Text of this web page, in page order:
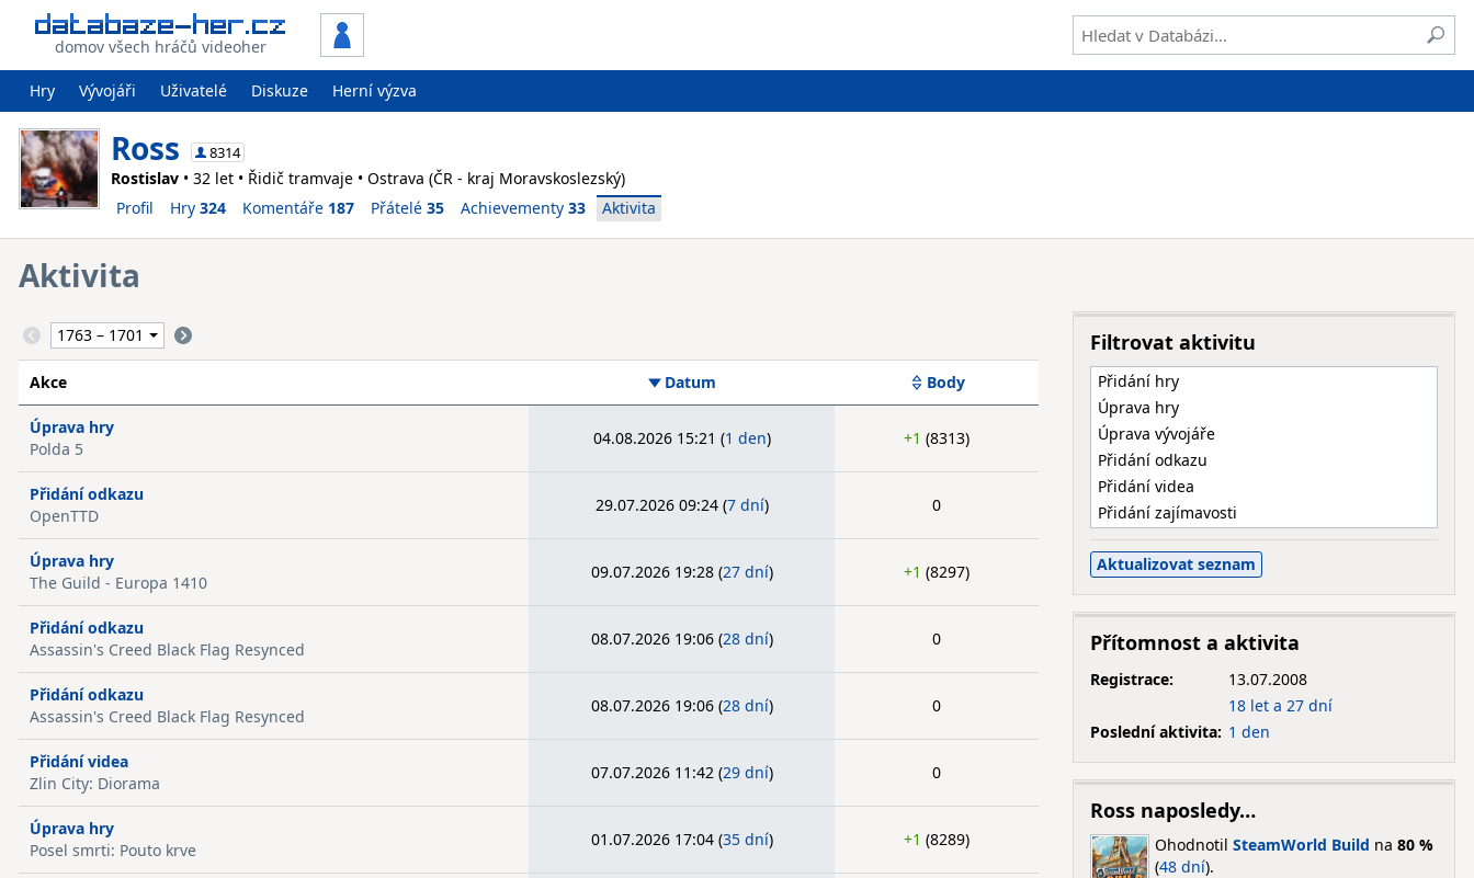
domov všech hráčů videoher
Hry Vývojáři Uživatelé Diskuze Herní výzva
Ross 8314
Rostislav • 32 let • Řidič tramvaje • Ostrava (ČR - kraj Moravskoslezský)
Profil
Hry 324 Komentáře 187 Přátelé 35 Achievementy 33 Aktivita
Aktivita
Akce Datum Body
Úprava hry
Polda 5
04.08.2026 15:21 (1 den) +1 (8313)
Přidání odkazu
OpenTTD
29.07.2026 09:24 (7 dní) 0
Úprava hry
The Guild - Europa 1410
09.07.2026 19:28 (27 dní) +1 (8297)
Přidání odkazu
Assassin's Creed Black Flag Resynced
08.07.2026 19:06 (28 dní) 0
Přidání odkazu
Assassin's Creed Black Flag Resynced
08.07.2026 19:06 (28 dní) 0
Přidání videa
Zlin City: Diorama
07.07.2026 11:42 (29 dní) 0
Úprava hry
Posel smrti: Pouto krve
01.07.2026 17:04 (35 dní) +1 (8289)
Filtrovat aktivitu
Přidání hry
Úprava hry
Úprava vývojáře
Přidání odkazu
Přidání videa
Přidání zajímavosti
Přítomnost a aktivita
Registrace:
13.07.2008
18 let a 27 dní
Poslední aktivita: 1 den
Ross naposledy…
Ohodnotil SteamWorld Build na 80 %
(48 dní).